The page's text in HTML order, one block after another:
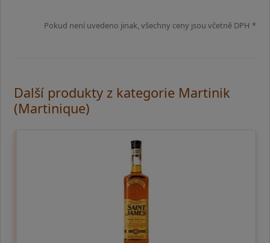
Pokud není uvedeno jinak, všechny ceny jsou včetně DPH *
Další produkty z kategorie Martinik
(Martinique)